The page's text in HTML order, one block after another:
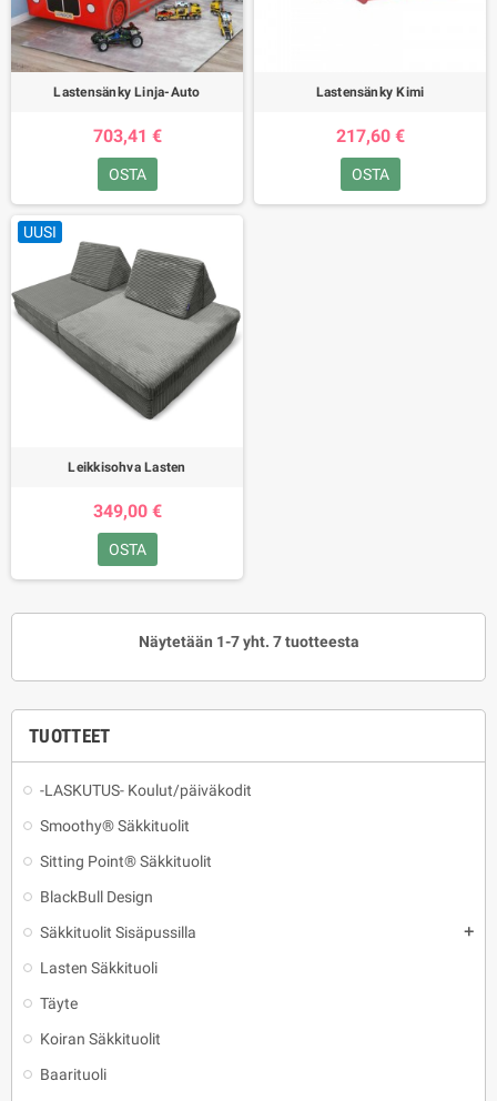
TUOTTEET
-LASKUTUS- Koulut/päiväkodit
Smoothy® Säkkituolit
Sitting Point® Säkkituolit
BlackBull Design
Säkkituolit Sisäpussilla
add
Lasten Säkkituoli
Täyte
Koiran Säkkituolit
Baarituoli
Lastensänky Linja-Auto
703,41 €
OSTA
Lastensänky Kimi
217,60 €
OSTA
UUSI
Leikkisohva Lasten
349,00 €
OSTA
Näytetään 1-7 yht. 7 tuotteesta